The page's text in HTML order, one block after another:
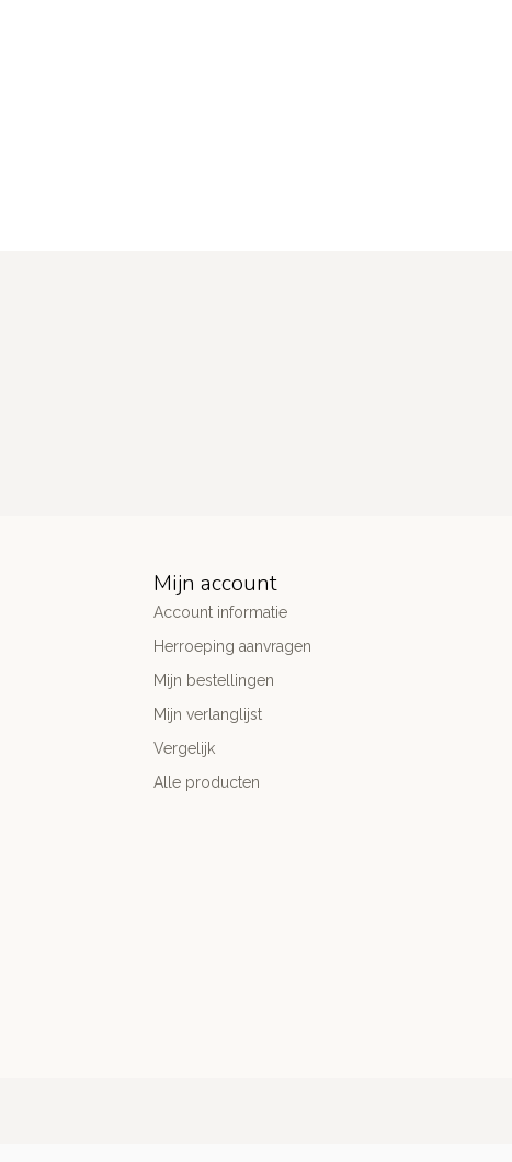
Mijn account
Account informatie
Herroeping aanvragen
Mijn bestellingen
Mijn verlanglijst
Vergelijk
Alle producten